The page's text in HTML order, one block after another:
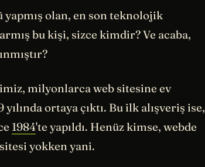
yapmış olan, en son teknolojik
bu kişi, sizce kimdir? Ve acaba,
milyonlarca web sitesine ev
ortaya çıktı. Bu ilk alışveriş ise,
1984'te yapıldı. Henüz kimse, webde
yokken yani.